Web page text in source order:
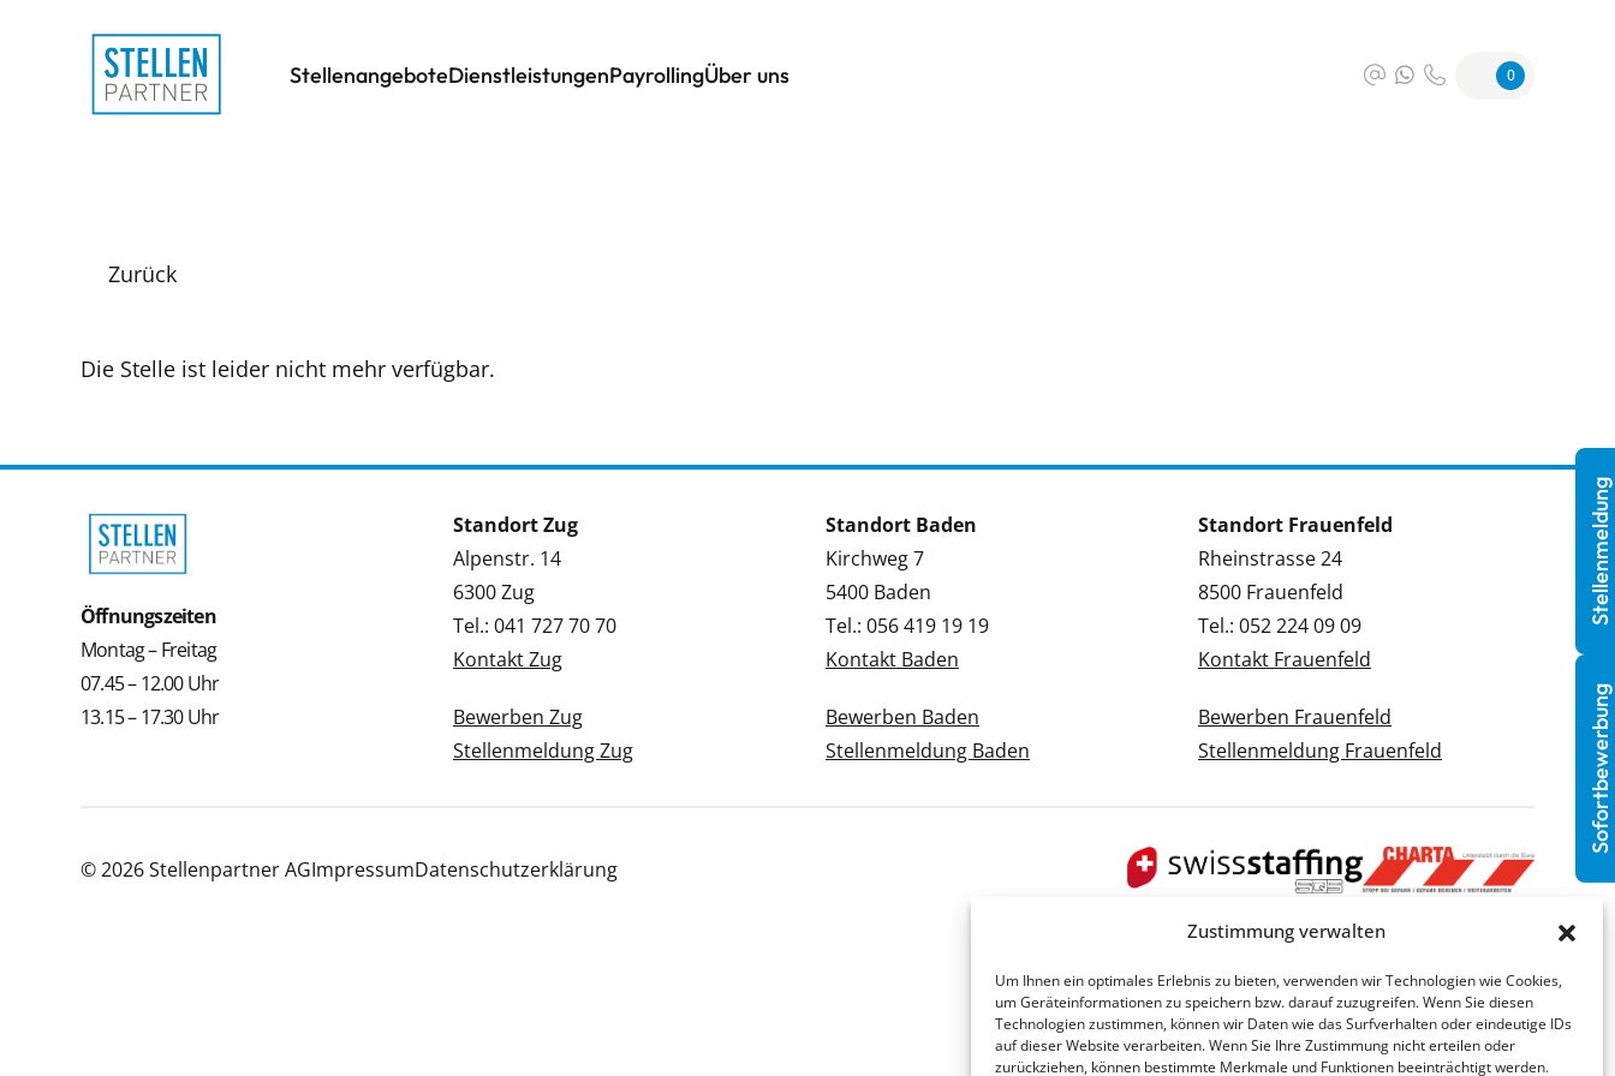
Zustimmung verwalten
Um Ihnen ein optimales Erlebnis zu bieten, verwenden wir Technologien wie Cookies,
um Geräteinformationen zu speichern bzw. darauf zuzugreifen. Wenn Sie diesen
Technologien zustimmen, können wir Daten wie das Surfverhalten oder eindeutige IDs
auf dieser Website verarbeiten. Wenn Sie Ihre Zustimmung nicht erteilen oder
zurückziehen, können bestimmte Merkmale und Funktionen beeinträchtigt werden.
StellenangeboteDienstleistungenPayrollingÜber uns 0
Zurück
Die Stelle ist leider nicht mehr verfügbar.
Öffnungszeiten
Montag – Freitag
07.45 – 12.00 Uhr
13.15 – 17.30 Uhr
Standort Zug
Alpenstr. 14
6300 Zug
Tel.: 041 727 70 70
Kontakt Zug
Bewerben Zug
Stellenmeldung Zug
Standort Baden
Kirchweg 7
5400 Baden
Tel.: 056 419 19 19
Kontakt Baden
Bewerben Baden
Stellenmeldung Baden
Standort Frauenfeld
Rheinstrasse 24
8500 Frauenfeld
Tel.: 052 224 09 09
Kontakt Frauenfeld
Bewerben Frauenfeld
Stellenmeldung Frauenfeld
© 2026 Stellenpartner AGImpressumDatenschutzerklärung
Sofortbewerbung
Stellenmeldung